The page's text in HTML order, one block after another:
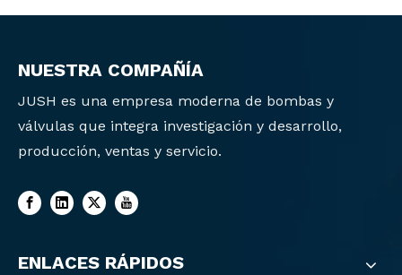
NUESTRA COMPAÑÍA
JUSH es una empresa moderna de bombas y
válvulas que integra investigación y desarrollo,
producción, ventas y servicio.
ENLACES RÁPIDOS